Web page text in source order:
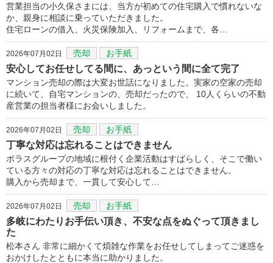
営業担当の小久保さまには、当方が初めての住宅購入で慣れないな
か、親身に相談に乗っていただきました。
住宅ローンの借入、火災保険加入、リフォームまで、各…
2026年07月02日 売却 お手紙
安心してお任せしてる間に、あっという間に全て完了
マンション売却の際は大変お世話になりました。実家の空家の売却
に続いて、自宅マンションの、売却だったので、 10人くらいの不動
産営業の担当者様にお会いしました。
2026年07月02日 売却 お手紙
丁寧な対応は忘れることはできません
ポラスグループの地域に根付く企業活動はすばらしく、そこで働い
ている方々の対応の丁寧な対応は忘れることはできません。
購入から売却まで、一貫して安心して…
2026年07月02日 売却 お手紙
多岐にわたりお手伝い頂き、不安な点をぬぐって頂きまし
た
松本さん 非常に細かくて煩雑な作業をお任せしてしまってご迷惑を
おかけしたとともに本当に助かりました。